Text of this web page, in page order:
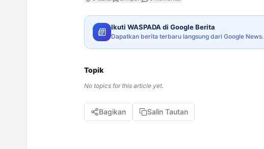
Ikuti WASPADA di Google Berita
Dapatkan berita terbaru langsung dari Google News.
Topik
No topics for this article yet.
Bagikan Salin Tautan